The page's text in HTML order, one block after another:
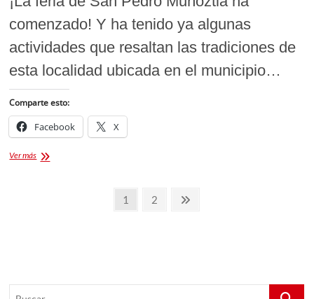
comenzado! Y ha tenido ya algunas
actividades que resaltan las tradiciones de
esta localidad ubicada en el municipio…
Comparte esto:
Facebook X
Ver másGratis
Página
1 Página
2
Buscar...